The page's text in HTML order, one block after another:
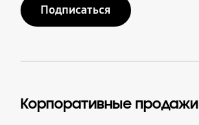
Подписаться
Корпоративные продажи